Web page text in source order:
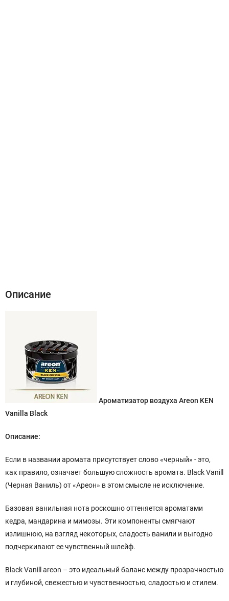
Описание
Ароматизатор воздуха Areon KEN
Vanilla Black
Описание:
Если в названии аромата присутствует слово «черный» - это,
как правило, означает большую сложность аромата. Black Vanill
(Черная Ваниль) от «Ареон» в этом смысле не исключение.
Базовая ванильная нота роскошно оттеняется ароматами
кедра, мандарина и мимозы. Эти компоненты смягчают
излишнюю, на взгляд некоторых, сладость ванили и выгодно
подчеркивают ее чувственный шлейф.
Black Vanill areon – это идеальный баланс между прозрачностью
и глубиной, свежестью и чувственностью, сладостью и стилем.